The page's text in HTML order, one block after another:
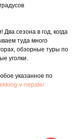
сезона в год, когда
туда много
обзорные туры по
уголки.
указанное по
v-nepale/